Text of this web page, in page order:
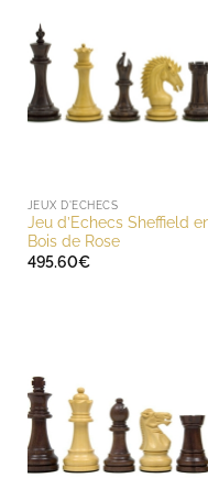
JEUX D'ECHECS
Jeu d’Echecs Sheffield
Bois de Rose
495.60€